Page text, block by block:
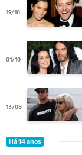
19/10
01/10
13/08
Há 14 anos